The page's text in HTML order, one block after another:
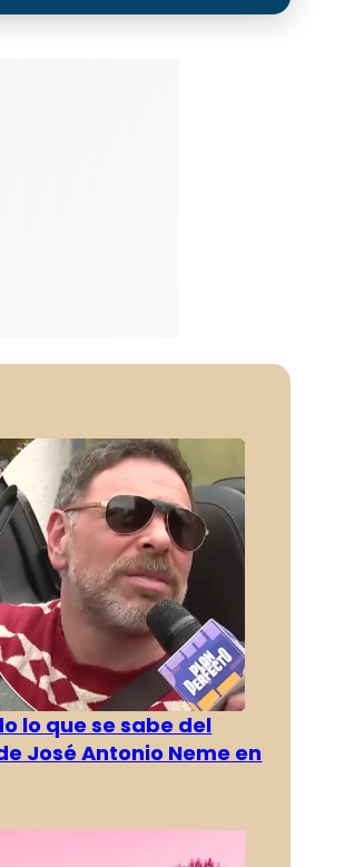
lo que se sabe del
José Antonio Neme en